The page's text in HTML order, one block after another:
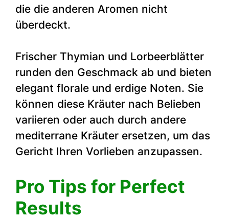
die die anderen Aromen nicht
überdeckt.
Frischer Thymian und Lorbeerblätter
runden den Geschmack ab und bieten
elegant florale und erdige Noten. Sie
können diese Kräuter nach Belieben
variieren oder auch durch andere
mediterrane Kräuter ersetzen, um das
Gericht Ihren Vorlieben anzupassen.
Pro Tips for Perfect
Results